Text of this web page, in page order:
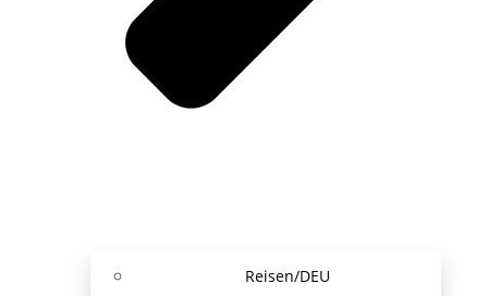
Reisen/DEU